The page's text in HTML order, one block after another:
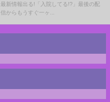
最新情報出る!「入院してる!?」最後の配
信からもうすぐ一ヶ...